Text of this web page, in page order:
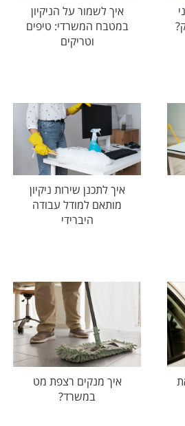
איך לשמור על הניקיון
במטבח המשרדי: טיפים
וטריקים
איך לתכנן שירות ניקיון
מותאם למודל עבודה
היברידי
איך מנקים רצפת מט
במשרד?